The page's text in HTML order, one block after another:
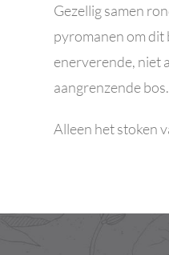
Gezellig samen
pyromanen om dit
enerverende, niet
aangrenzende bos.
Alleen het stoken